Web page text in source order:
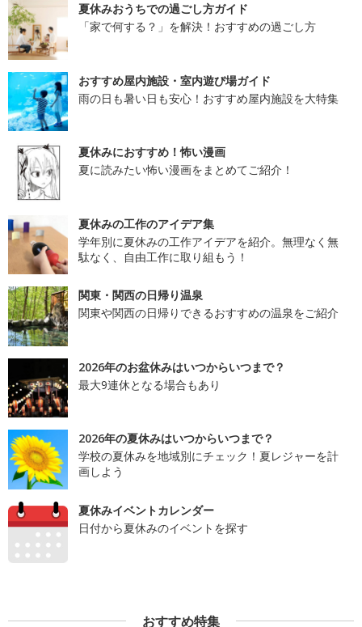
夏休みおうちでの過ごし方ガイド
「家で何する？」を解決！おすすめの過ごし方
おすすめ屋内施設・室内遊び場ガイド
雨の日も暑い日も安心！おすすめ屋内施設を大特集
夏休みにおすすめ！怖い漫画
夏に読みたい怖い漫画をまとめてご紹介！
夏休みの工作のアイデア集
学年別に夏休みの工作アイデアを紹介。無理なく無
駄なく、自由工作に取り組もう！
関東・関西の日帰り温泉
関東や関西の日帰りできるおすすめの温泉をご紹介
2026年のお盆休みはいつからいつまで？
最大9連休となる場合もあり
2026年の夏休みはいつからいつまで？
学校の夏休みを地域別にチェック！夏レジャーを計
画しよう
夏休みイベントカレンダー
日付から夏休みのイベントを探す
おすすめ特集